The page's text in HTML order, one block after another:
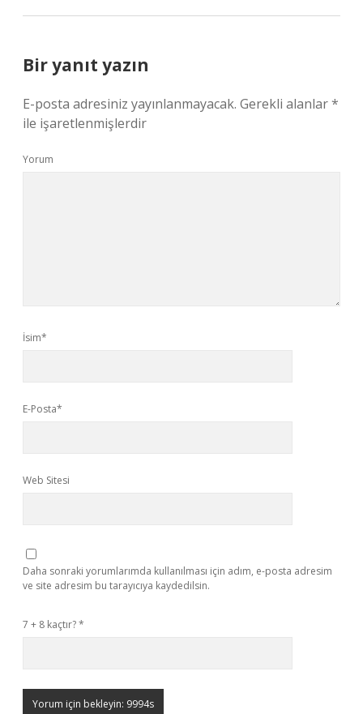
Bir yanıt yazın
E-posta adresiniz yayınlanmayacak. Gerekli alanlar*
ile işaretlenmişlerdir
Yorum
İsim*
E-Posta*
Web Sitesi
Daha sonraki yorumlarımda kullanılması için adım, e-posta adresim
ve site adresim bu tarayıcıya kaydedilsin.
7 + 8 kaçtır?*